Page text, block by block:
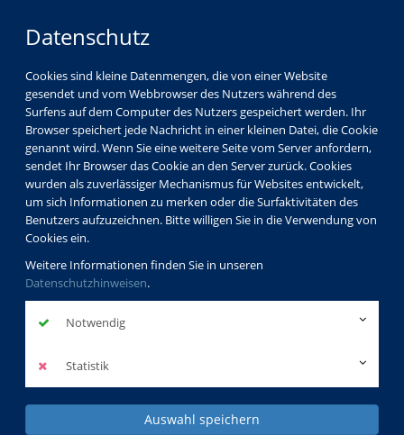
Datenschutz
Cookies sind kleine Datenmengen, die von einer Website
gesendet und vom Webbrowser des Nutzers während des
Surfens auf dem Computer des Nutzers gespeichert werden. Ihr
Browser speichert jede Nachricht in einer kleinen Datei, die Cookie
genannt wird. Wenn Sie eine weitere Seite vom Server anfordern,
sendet Ihr Browser das Cookie an den Server zurück. Cookies
wurden als zuverlässiger Mechanismus für Websites entwickelt,
um sich Informationen zu merken oder die Surfaktivitäten des
Benutzers aufzuzeichnen. Bitte willigen Sie in die Verwendung von
Cookies ein.
Weitere Informationen finden Sie in unseren
Datenschutzhinweisen.
Notwendig
Statistik
Auswahl speichern
Sitemap